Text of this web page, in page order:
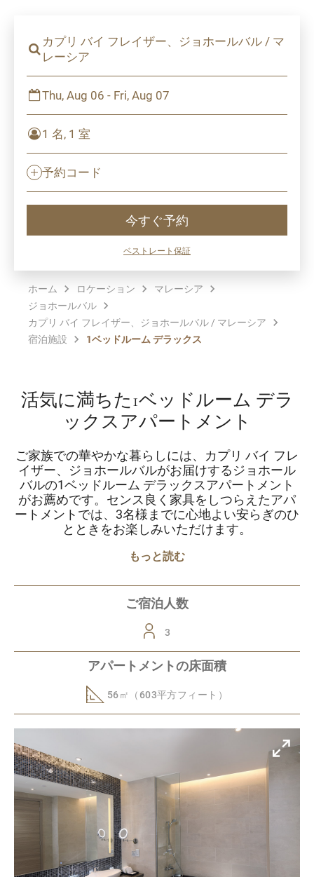
カプリ バイ フレイザー、ジョホールバル / マ
レーシア
Thu, Aug 06 - Fri, Aug 07
1 名, 1 室
予約コード
今すぐ予約
ベストレート保証
ホーム ロケーション
マレーシア
ジョホールバル
カプリ バイ フレイザー、ジョホールバル / マレーシア
宿泊施設
1ベッドルーム デラックス
活気に満ちた1ベッドルーム デラ
ックスアパートメント
ご家族での華やかな暮らしには、カプリ バイ フレ
イザー、ジョホールバルがお届けするジョホール
バルの1ベッドルーム デラックスアパートメント
がお薦めです。センス良く家具をしつらえたアパ
ートメントでは、3名様までに心地よい安らぎのひ
とときをお楽しみいただけます。
もっと読む
ご宿泊人数
3
アパートメントの床面積
56㎡（603平方フィート）